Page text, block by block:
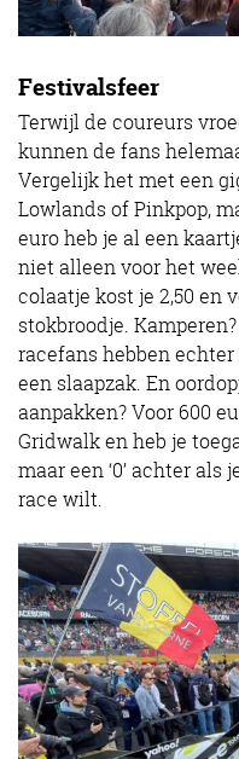
Festivalsfeer
Terwijl de coureurs
kunnen de fans
Vergelijk het met een
Lowlands of Pinkpop,
euro heb je al een
niet alleen voor het
colaatje kost je 2,50 en
stokbroodje.
racefans hebben
een slaapzak. En
aanpakken? Voor 600
Gridwalk en heb je
maar een ‘0’ achter als
race wilt.